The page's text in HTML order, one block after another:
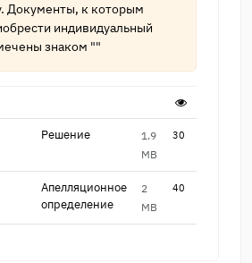
Документы, к которым
индивидуальный
знаком ""
Решение
1.9
MB
30
Апелляционное
опреде​ление
2
MB
40